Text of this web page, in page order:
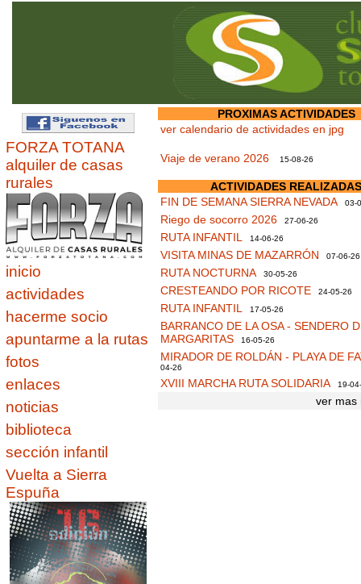
FORZA TOTANA
alquiler de casas
rurales
inicio
actividades
hacerme socio
apuntarme a la rutas
fotos
enlaces
noticias
biblioteca
sección infantil
Vuelta a Sierra
Espuña
PROXIMAS ACTIVIDADES
ver calendario de actividades en jpg
Viaje de verano 2026 15-08-26
ACTIVIDADES REALIZADAS
FIN DE SEMANA SIERRA NEVADA 03-
Riego de socorro 2026 27-06-26
RUTA INFANTIL 14-06-26
VISITA MINAS DE MAZARRÓN 07-06-26
RUTA NOCTURNA 30-05-26
CRESTEANDO POR RICOTE 24-05-26
RUTA INFANTIL 17-05-26
BARRANCO DE LA OSA - SENDERO
MARGARITAS 16-05-26
MIRADOR DE ROLDÁN - PLAYA DE
04-26
XVIII MARCHA RUTA SOLIDARIA 19-
ver mas